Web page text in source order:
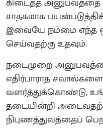
சாதகமாக
இவையே நம்மை எந்த
செய்வதற்கு உதவும்.
நடைமுறை
எதிர்பாராத
வளர்த்துக்கொண்டு,
தடையின்றி
நிபுணத்துவத்தைப்